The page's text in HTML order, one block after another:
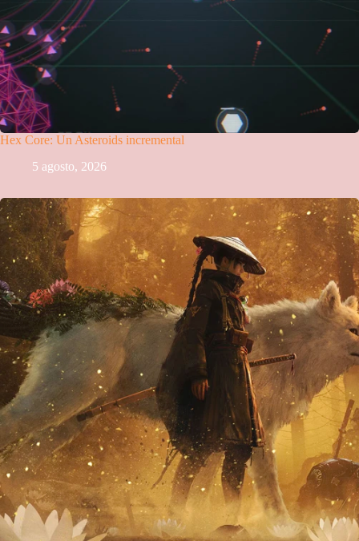
Hex Core: Un Asteroids incremental
5 agosto, 2026